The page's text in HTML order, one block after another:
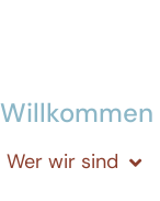
Willkommen
Wer wir sind